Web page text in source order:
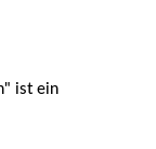
ist ein